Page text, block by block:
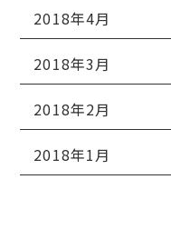
2018年4月
2018年3月
2018年2月
2018年1月